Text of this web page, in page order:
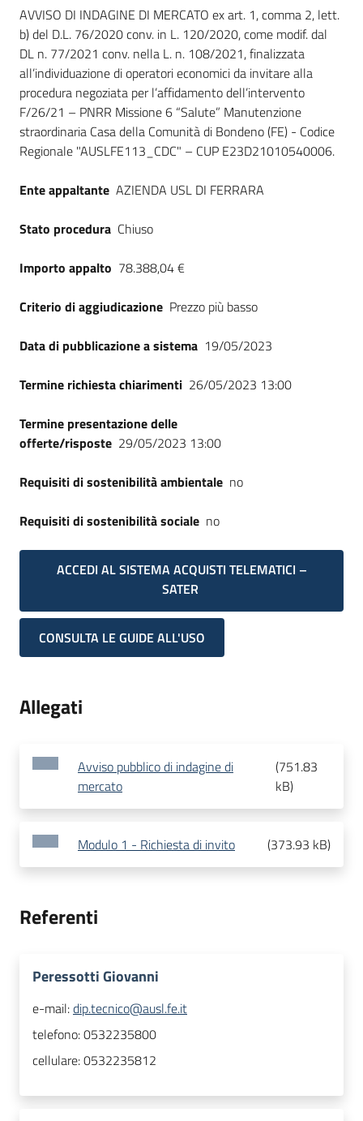
site
Seguici
su
Dati del bando
AVVISO DI INDAGINE DI MERCATO ex art. 1, comma 2, lett.
b) del D.L. 76/2020 conv. in L. 120/2020, come modif. dal
DL n. 77/2021 conv. nella L. n. 108/2021, finalizzata
all’individuazione di operatori economici da invitare alla
procedura negoziata per l’affidamento dell’intervento
F/26/21 – PNRR Missione 6 “Salute” Manutenzione
straordinaria Casa della Comunità di Bondeno (FE) - Codice
Regionale "AUSLFE113_CDC" – CUP E23D21010540006.
Ente appaltante AZIENDA USL DI FERRARA
Stato procedura Chiuso
Importo appalto 78.388,04 €
Criterio di aggiudicazione Prezzo più basso
Data di pubblicazione a sistema 19/05/2023
Termine richiesta chiarimenti 26/05/2023 13:00
Termine presentazione delle
offerte/risposte 29/05/2023 13:00
Requisiti di sostenibilità ambientale no
Requisiti di sostenibilità sociale no
ACCEDI AL SISTEMA ACQUISTI TELEMATICI –
SATER
CONSULTA LE GUIDE ALL'USO
Allegati
Avviso pubblico di indagine di
mercato
(751.83
kB)
Modulo 1 - Richiesta di invito (373.93 kB)
Referenti
Peressotti Giovanni
e-mail:dip.tecnico@ausl.fe.it
telefono:0532235800
cellulare:0532235812